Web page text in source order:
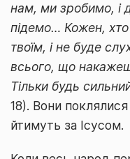
нам, ми зробимо, і
підемо… Кожен,
твоїм, і не буде
всього, що
Тільки будь
18). Вони
йтимуть за Ісусом.